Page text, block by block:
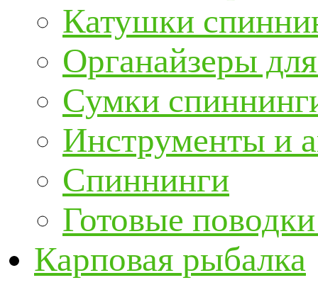
Катушки
Органайзеры
Сумки
Инструменты и
Спиннинги
Готовые
Карповая рыбалка